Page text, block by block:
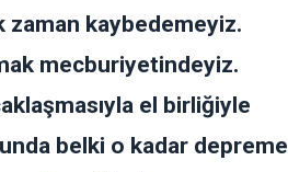
zaman kaybedemeyiz.
mecburiyetindeyiz.
el birliğiyle
belki o kadar depreme